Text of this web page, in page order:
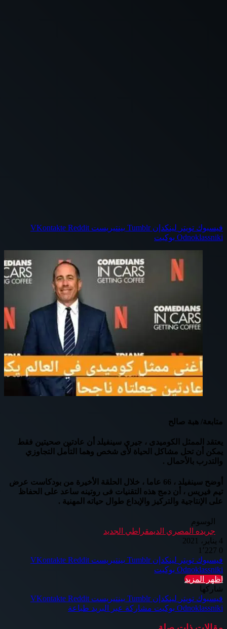
فيسبوك تويتر لينكدإن بينتيريست
Odnoklassniki بوكيت
متابعة/ هبة صالح
يعتقد الممثل الكوميدى ، جيري سينفيلد أن عادتين صحيتين فقط
يمكن أن تحل مشاكل الحياة لأى شخص وهما التأمل التجاوزي
والتدرب بالأحمال .
أوضح سينفيلد ، 66 عاما ، خلال الحلقة الأخيرة من بودكاست عرض
تيم فيريس ، أن دمج هذه التقنيات فى روتينه ساعد على الحفاظ
على الإنتاجية والتركيز والإبداع طوال حياته المهنية .
الوسوم
جريده المصري الديمقراطي الجديد
4 يناير، 2021
0
فيسبوك تويتر لينكدإن بينتيريست
Odnoklassniki بوكيت
اظهر المزيد
شاركها
فيسبوك تويتر لينكدإن بينتيريست
Odnoklassniki بوكيت مشاركة عبر البريد طباعة